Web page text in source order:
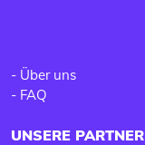
- Über uns
- FAQ
UNSERE PARTNER